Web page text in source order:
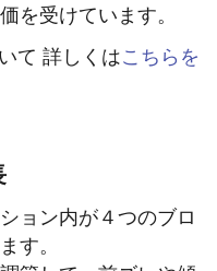
を受けています。
て 詳しくはこちらを
ョン内が４つのブロ
す。